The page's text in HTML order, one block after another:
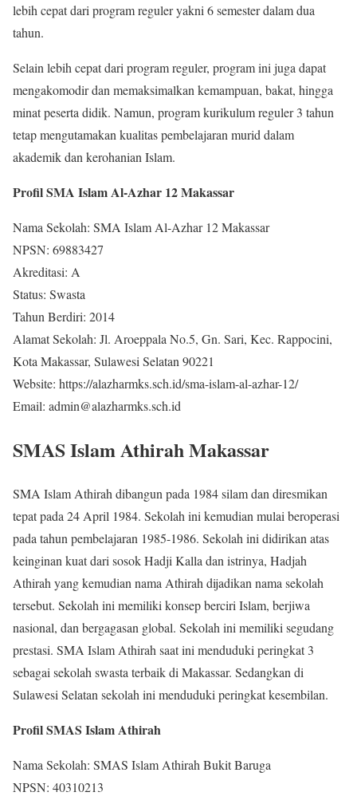
lebih cepat dari program reguler yakni 6 semester dalam dua
tahun.
Selain lebih cepat dari program reguler, program ini juga dapat
mengakomodir dan memaksimalkan kemampuan, bakat, hingga
minat peserta didik. Namun, program kurikulum reguler 3 tahun
tetap mengutamakan kualitas pembelajaran murid dalam
akademik dan kerohanian Islam.
Profil SMA Islam Al-Azhar 12 Makassar
Nama Sekolah: SMA Islam Al-Azhar 12 Makassar
NPSN: 69883427
Akreditasi: A
Status: Swasta
Tahun Berdiri: 2014
Alamat Sekolah: Jl. Aroeppala No.5, Gn. Sari, Kec. Rappocini,
Kota Makassar, Sulawesi Selatan 90221
Website: https://alazharmks.sch.id/sma-islam-al-azhar-12/
Email: admin@alazharmks.sch.id
SMAS Islam Athirah Makassar
SMA Islam Athirah dibangun pada 1984 silam dan diresmikan
tepat pada 24 April 1984. Sekolah ini kemudian mulai beroperasi
pada tahun pembelajaran 1985-1986. Sekolah ini didirikan atas
keinginan kuat dari sosok Hadji Kalla dan istrinya, Hadjah
Athirah yang kemudian nama Athirah dijadikan nama sekolah
tersebut. Sekolah ini memiliki konsep berciri Islam, berjiwa
nasional, dan bergagasan global. Sekolah ini memiliki segudang
prestasi. SMA Islam Athirah saat ini menduduki peringkat 3
sebagai sekolah swasta terbaik di Makassar. Sedangkan di
Sulawesi Selatan sekolah ini menduduki peringkat kesembilan.
Profil SMAS Islam Athirah
Nama Sekolah: SMAS Islam Athirah Bukit Baruga
NPSN: 40310213